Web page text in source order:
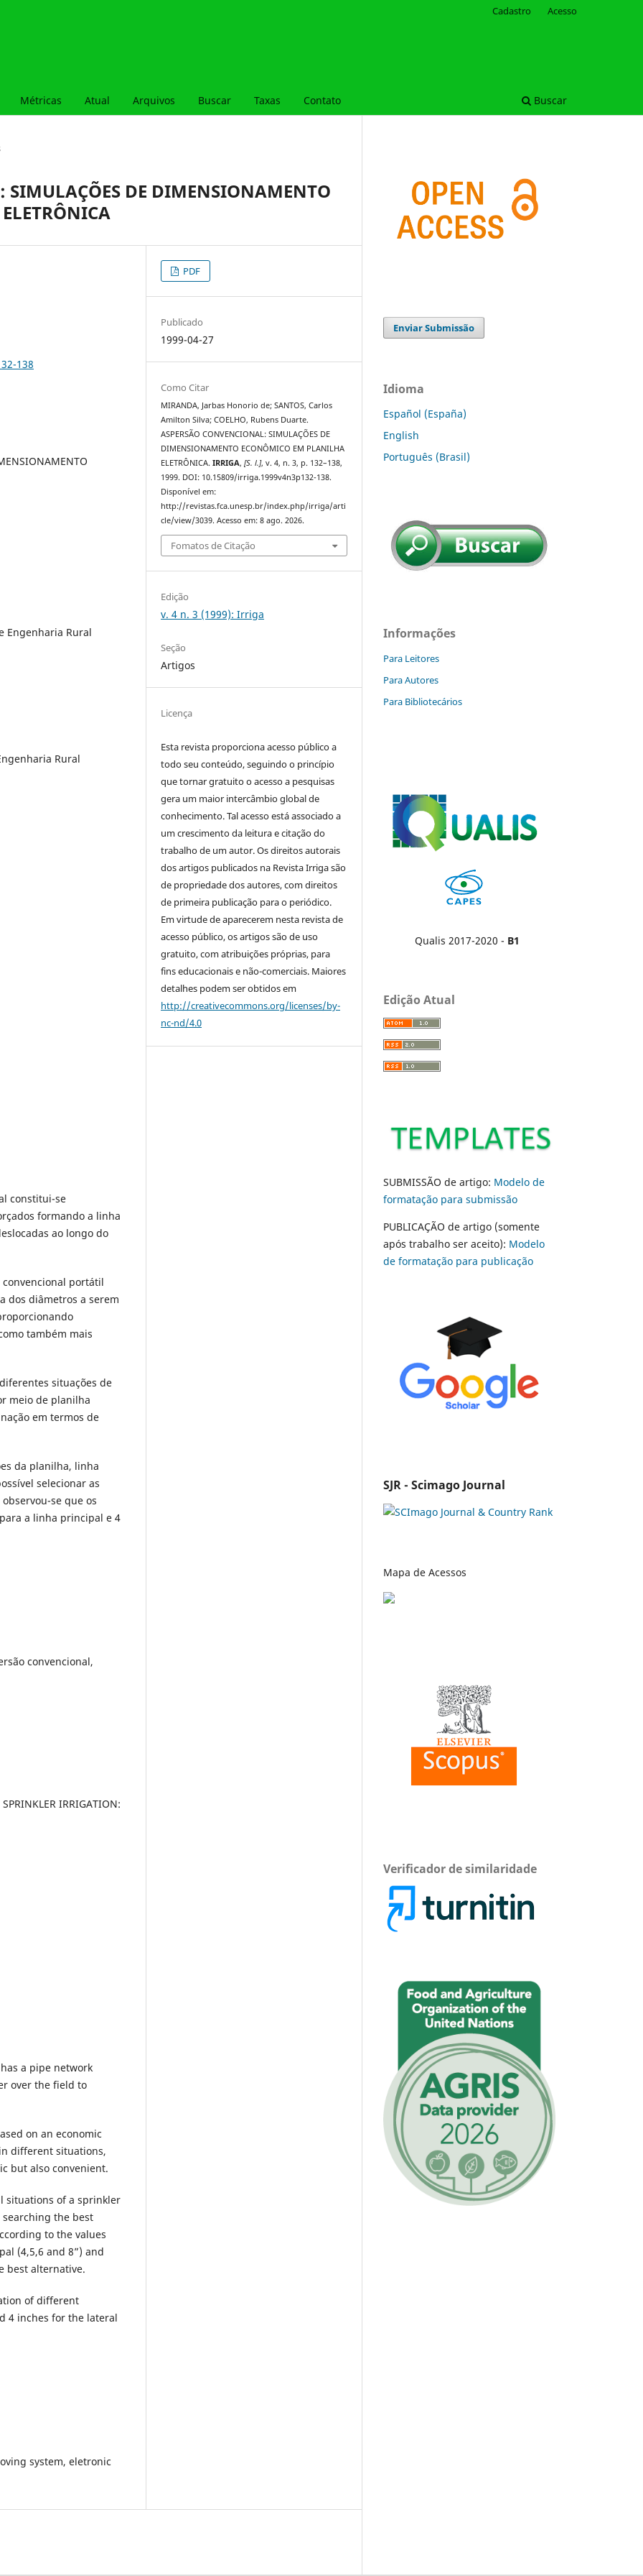
Métricas Atual Arquivos Buscar Taxas Contato Buscar
Cadastro Acesso
SIMULAÇÕES DE DIMENSIONAMENTO
138
Engenharia Rural
Rural
constitui-se
formando a linha
ao longo do
portátil
dos diâmetros a serem
também mais
situações de
meio de planilha
em termos de
da planilha, linha
selecionar as
se que os
a linha principal e 4
convencional,
IRRIGATION:
a pipe network
over the field to
on an economic
different situations,
but also convenient.
situations of a sprinkler
the best
to the values
(4,5,6 and 8”) and
best alternative.
of different
4 inches for the lateral
system, eletronic
PDF
Publicado
1999-04-27
Como Citar
MIRANDA, Jarbas Honorio de; SANTOS, Carlos
Amilton Silva; COELHO, Rubens Duarte.
ASPERSÃO CONVENCIONAL: SIMULAÇÕES DE
DIMENSIONAMENTO ECONÔMICO EM PLANILHA
ELETRÔNICA.IRRIGA,[S. l.], v. 4, n. 3, p. 132–138,
1999. DOI: 10.15809/irriga.1999v4n3p132-138.
Disponível em:
http://revistas.fca.unesp.br/index.php/irriga/arti
cle/view/3039. Acesso em: 8 ago. 2026.
Fomatos de Citação
Edição
v. 4 n. 3 (1999): Irriga
Seção
Artigos
Licença
Esta revista proporciona acesso público a
todo seu conteúdo, seguindo o princípio
que tornar gratuito o acesso a pesquisas
gera um maior intercâmbio global de
conhecimento. Tal acesso está associado a
um crescimento da leitura e citação do
trabalho de um autor. Os direitos autorais
dos artigos publicados na Revista Irriga são
de propriedade dos autores, com direitos
de primeira publicação para o periódico.
Em virtude de aparecerem nesta revista de
acesso público, os artigos são de uso
gratuito, com atribuições próprias, para
fins educacionais e não-comerciais. Maiores
detalhes podem ser obtidos em
http://creativecommons.org/licenses/by-
nc-nd/4.0
Enviar Submissão
Idioma
Español (España)
English
Português (Brasil)
Informações
Para Leitores
Para Autores
Para Bibliotecários
Qualis 2017-2020 - B1
Edição Atual
SUBMISSÃO de artigo: Modelo de
formatação para submissão
PUBLICAÇÃO de artigo (somente
após trabalho ser aceito): Modelo
de formatação para publicação
SJR - Scimago Journal
Mapa de Acessos
Verificador de similaridade